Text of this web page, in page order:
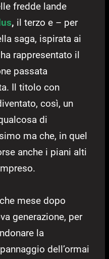
fredde lande
, il terzo e – per
saga, ispirata ai
rappresentato il
passata
Il titolo con
così, un
di
ma che, in quel
anche i piani alti
mese dopo
generazione, per
la
dell’ormai